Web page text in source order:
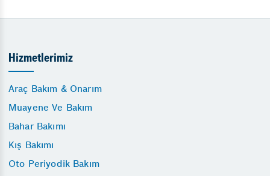
Hizmetlerimiz
Araç Bakım & Onarım
Muayene Ve Bakım
Bahar Bakımı
Kış Bakımı
Oto Periyodik Bakım